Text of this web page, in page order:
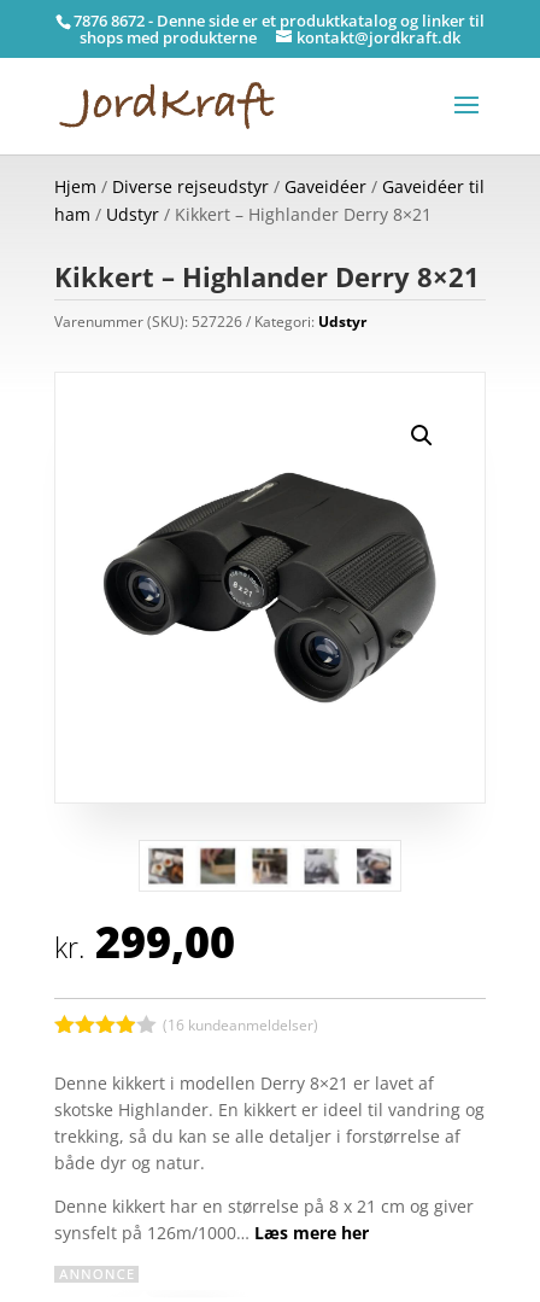
7876 8672 - Denne side er et produktkatalog og linker til
shops med produkterne kontakt@jordkraft.dk
Hjem / Diverse rejseudstyr/ Gaveidéer/ Gaveidéer til
ham / Udstyr/ Kikkert – Highlander Derry 8×21
Kikkert – Highlander Derry 8×21
Varenummer (SKU): 527226 Kategori: Udstyr
kr. 299,00
ud af 5
baseret
på
kundebed
ømmelse
(16 kundeanmeldelser)
Denne kikkert i modellen Derry 8×21 er lavet af
skotske Highlander. En kikkert er ideel til vandring og
trekking, så du kan se alle detaljer i forstørrelse af
både dyr og natur.
Denne kikkert har en størrelse på 8 x 21 cm og giver
synsfelt på 126m/1000… Læs mere her